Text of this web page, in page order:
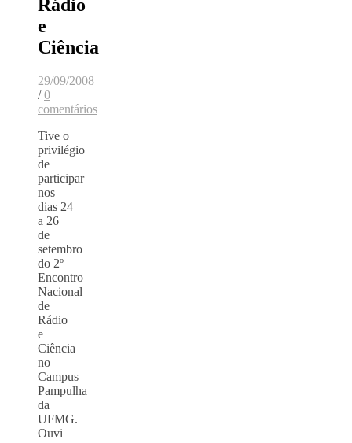
Rádio
e
Ciência
29/09/2008
/ 0
comentários
Tive o
privilégio
de
participar
nos
dias 24
a 26
de
setembro
do 2º
Encontro
Nacional
de
Rádio
e
Ciência
no
Campus
Pampulha
da
UFMG.
Ouvi